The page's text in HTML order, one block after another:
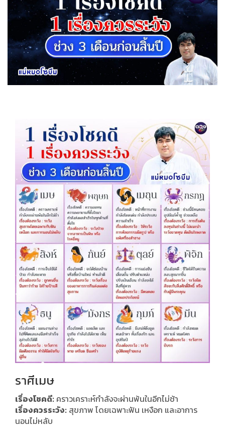
ราศีเมษ
เรื่องโชคดี: คราวเคราะห์กำลังจะผ่านพ้นในอีกไม่ช้า
เรื่องควรระวัง: สุขภาพ โดยเฉพาะฟัน เหงือก และอาการ
นอนไม่หลับ